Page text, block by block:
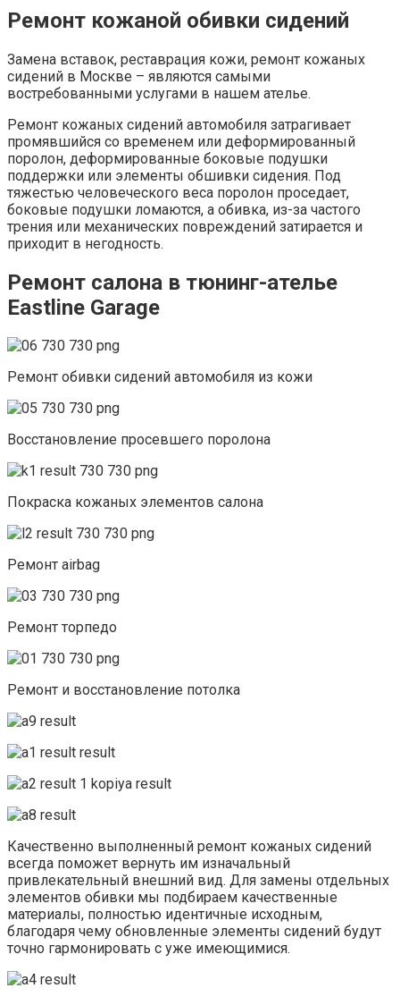
Ремонт кожаной обивки сидений
Замена вставок, реставрация кожи, ремонт кожаных
сидений в Москве – являются самыми
востребованными услугами в нашем ателье.
Ремонт кожаных сидений автомобиля затрагивает
промявшийся со временем или деформированный
поролон, деформированные боковые подушки
поддержки или элементы обшивки сидения. Под
тяжестью человеческого веса поролон проседает,
боковые подушки ломаются, а обивка, из-за частого
трения или механических повреждений затирается и
приходит в негодность.
Ремонт салона в тюнинг-ателье
Eastline Garage
Ремонт обивки сидений автомобиля из кожи
Восстановление просевшего поролона
Покраска кожаных элементов салона
Ремонт airbag
Ремонт торпедо
Ремонт и восстановление потолка
Качественно выполненный ремонт кожаных сидений
всегда поможет вернуть им изначальный
привлекательный внешний вид. Для замены отдельных
элементов обивки мы подбираем качественные
материалы, полностью идентичные исходным,
благодаря чему обновленные элементы сидений будут
точно гармонировать с уже имеющимися.